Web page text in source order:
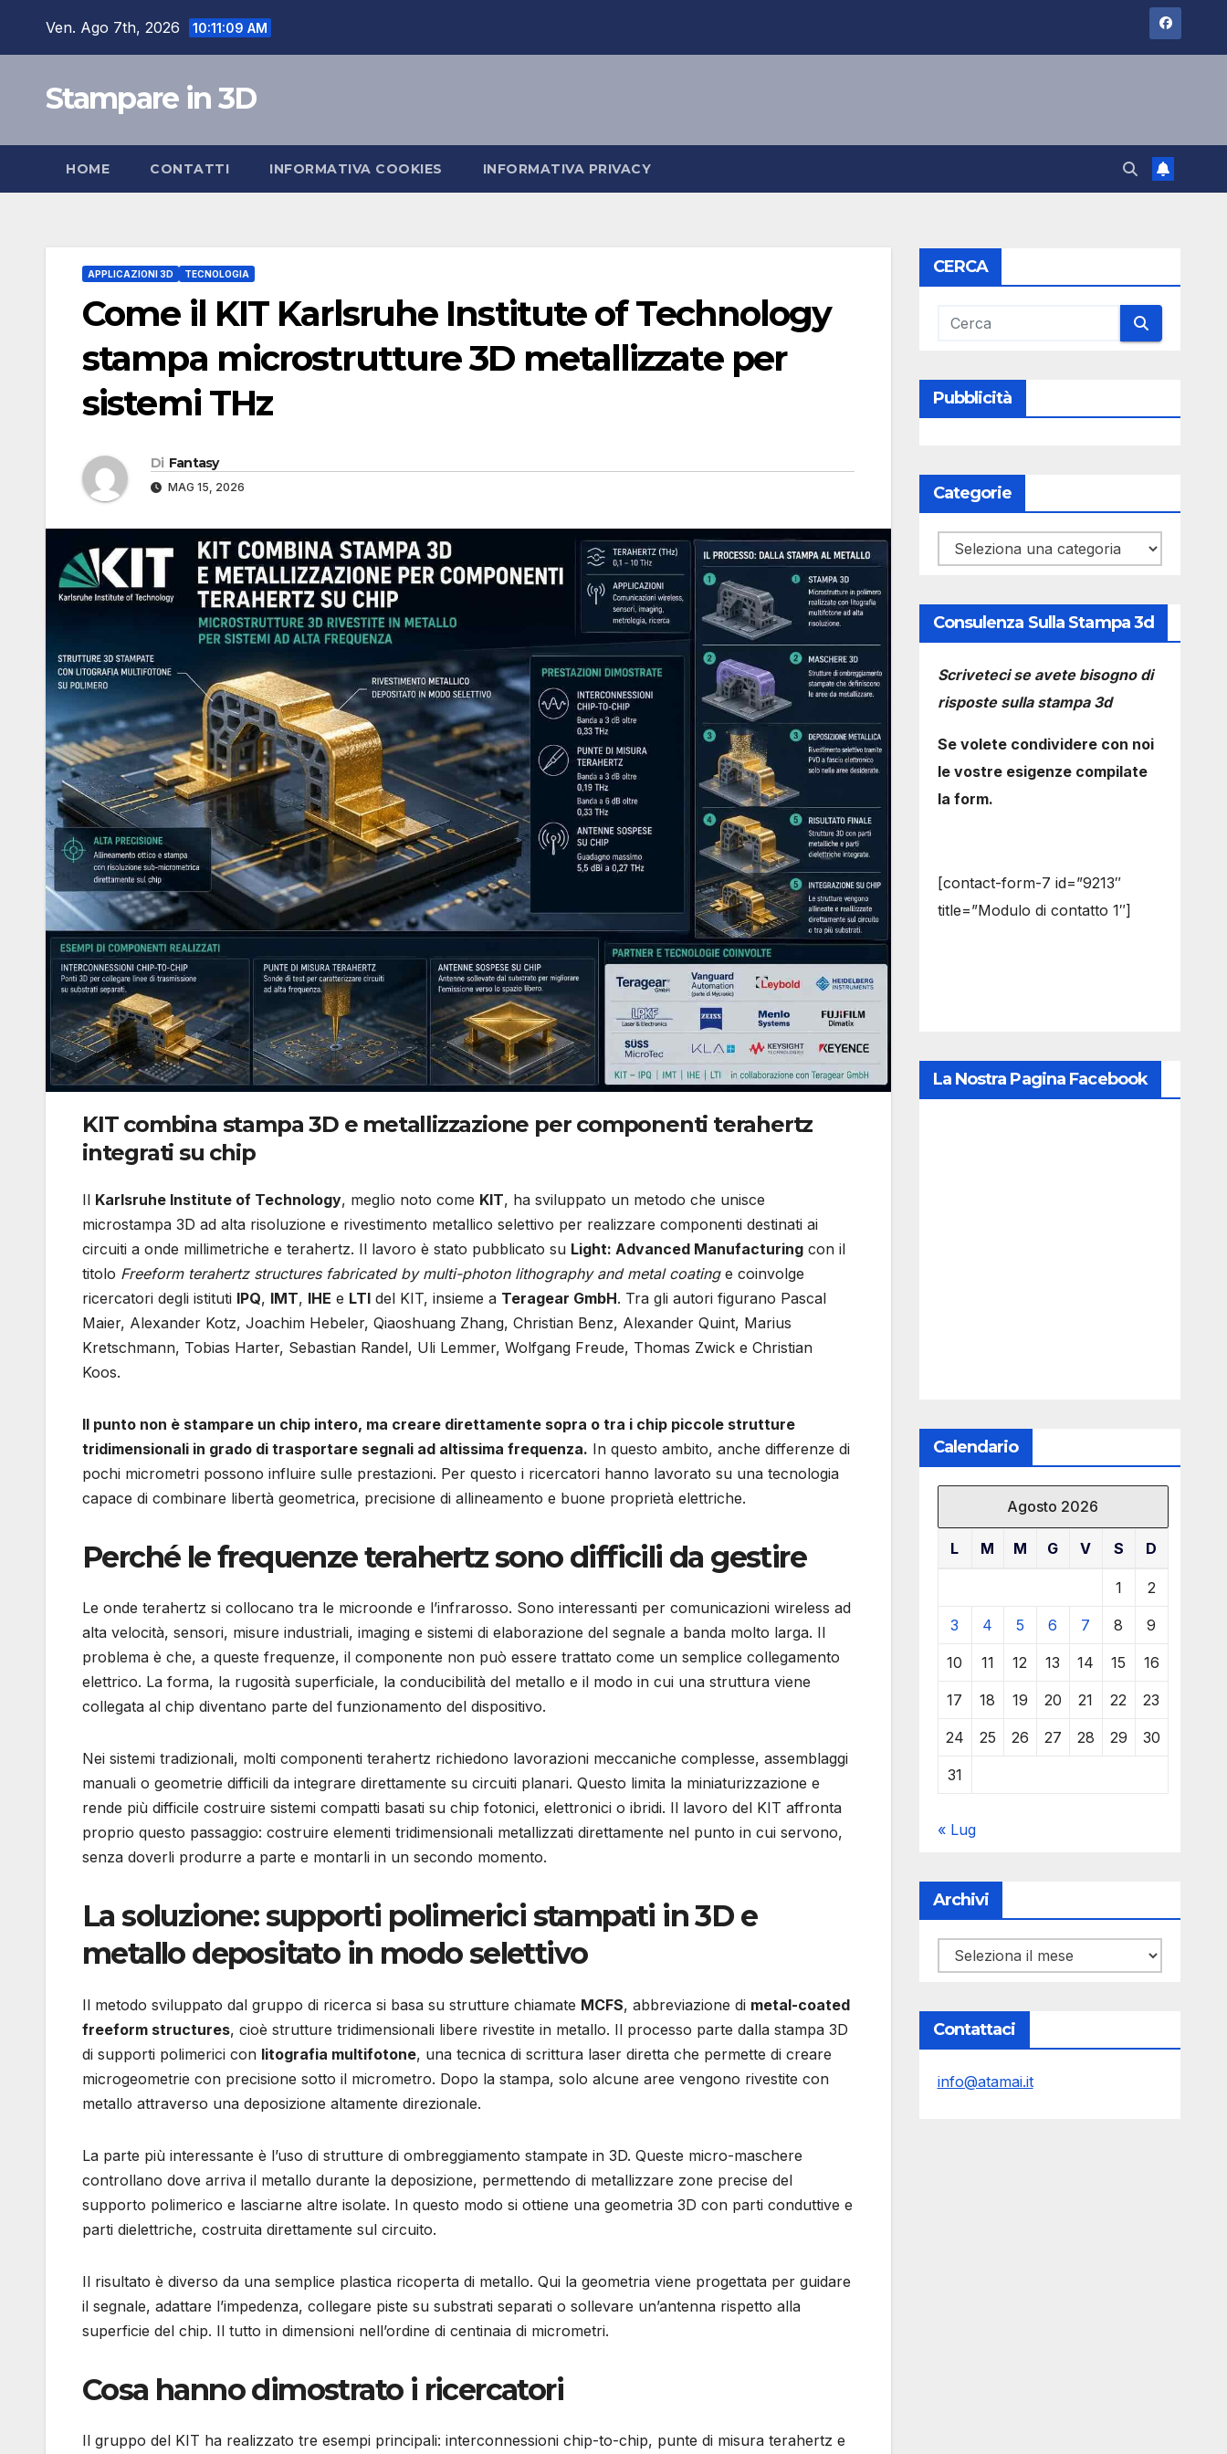
Ven. Ago 7th, 2026 10:11:10 AM
Stampare in 3D
HOME CONTATTI INFORMATIVA COOKIES INFORMATIVA PRIVACY
APPLICAZIONI 3D TECNOLOGIA
Come il KIT Karlsruhe Institute of Technology
stampa microstrutture 3D metallizzate per
sistemi THz
Di Fantasy
MAG 15, 2026
KIT combina stampa 3D e metallizzazione per componenti terahertz
integrati su chip
Il Karlsruhe Institute of Technology, meglio noto come KIT, ha sviluppato un metodo che unisce
microstampa 3D ad alta risoluzione e rivestimento metallico selettivo per realizzare componenti destinati ai
circuiti a onde millimetriche e terahertz. Il lavoro è stato pubblicato su Light: Advanced Manufacturing con il
titolo Freeform terahertz structures fabricated by multi-photon lithography and metal coatinge coinvolge
ricercatori degli istituti IPQ, IMT, IHE e LTI del KIT, insieme a Teragear GmbH. Tra gli autori figurano Pascal
Maier, Alexander Kotz, Joachim Hebeler, Qiaoshuang Zhang, Christian Benz, Alexander Quint, Marius
Kretschmann, Tobias Harter, Sebastian Randel, Uli Lemmer, Wolfgang Freude, Thomas Zwick e Christian
Koos.
Il punto non è stampare un chip intero, ma creare direttamente sopra o tra i chip piccole strutture
tridimensionali in grado di trasportare segnali ad altissima frequenza. In questo ambito, anche differenze di
pochi micrometri possono influire sulle prestazioni. Per questo i ricercatori hanno lavorato su una tecnologia
capace di combinare libertà geometrica, precisione di allineamento e buone proprietà elettriche.
Perché le frequenze terahertz sono difficili da gestire
Le onde terahertz si collocano tra le microonde e l’infrarosso. Sono interessanti per comunicazioni wireless ad
alta velocità, sensori, misure industriali, imaging e sistemi di elaborazione del segnale a banda molto larga. Il
problema è che, a queste frequenze, il componente non può essere trattato come un semplice collegamento
elettrico. La forma, la rugosità superficiale, la conducibilità del metallo e il modo in cui una struttura viene
collegata al chip diventano parte del funzionamento del dispositivo.
Nei sistemi tradizionali, molti componenti terahertz richiedono lavorazioni meccaniche complesse, assemblaggi
manuali o geometrie difficili da integrare direttamente su circuiti planari. Questo limita la miniaturizzazione e
rende più difficile costruire sistemi compatti basati su chip fotonici, elettronici o ibridi. Il lavoro del KIT affronta
proprio questo passaggio: costruire elementi tridimensionali metallizzati direttamente nel punto in cui servono,
senza doverli produrre a parte e montarli in un secondo momento.
La soluzione: supporti polimerici stampati in 3D e
metallo depositato in modo selettivo
Il metodo sviluppato dal gruppo di ricerca si basa su strutture chiamate MCFS, abbreviazione di metal-coated
freeform structures, cioè strutture tridimensionali libere rivestite in metallo. Il processo parte dalla stampa 3D
di supporti polimerici con litografia multifotone, una tecnica di scrittura laser diretta che permette di creare
microgeometrie con precisione sotto il micrometro. Dopo la stampa, solo alcune aree vengono rivestite con
metallo attraverso una deposizione altamente direzionale.
La parte più interessante è l’uso di strutture di ombreggiamento stampate in 3D. Queste micro-maschere
controllano dove arriva il metallo durante la deposizione, permettendo di metallizzare zone precise del
supporto polimerico e lasciarne altre isolate. In questo modo si ottiene una geometria 3D con parti conduttive e
parti dielettriche, costruita direttamente sul circuito.
Il risultato è diverso da una semplice plastica ricoperta di metallo. Qui la geometria viene progettata per guidare
il segnale, adattare l’impedenza, collegare piste su substrati separati o sollevare un’antenna rispetto alla
superficie del chip. Il tutto in dimensioni nell’ordine di centinaia di micrometri.
Cosa hanno dimostrato i ricercatori
Il gruppo del KIT ha realizzato tre esempi principali: interconnessioni chip-to-chip, punte di misura terahertz e
CERCA
Pubblicità
Categorie
Categorie
Consulenza Sulla Stampa 3d
Scriveteci se avete bisogno di
risposte sulla stampa 3d
Se volete condividere con noi
le vostre esigenze compilate
la form.
[contact-form-7 id=”9213″
title=”Modulo di contatto 1″]
La Nostra Pagina Facebook
Calendario
Agosto 2026
L M M G V S D
1 2
3 4 5 6 7 8 9
10 11 12 13 14 15 16
17 18 19 20 21 22 23
24 25 26 27 28 29 30
31
« Lug
Archivi
Archivi
Contattaci
info@atamai.it